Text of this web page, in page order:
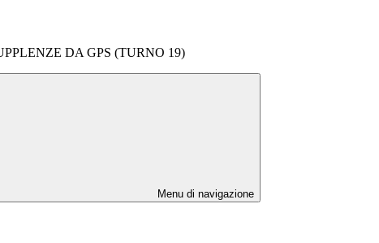
DA GPS (TURNO 19)
Menu di navigazione